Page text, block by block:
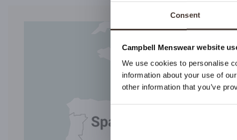
Consent
Campbell Menswear website
We use cookies to personalise
information about your use of
other information that you’ve